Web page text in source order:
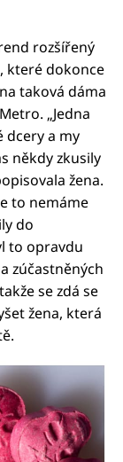
rozšířený
které dokonce
taková dáma
„Jedna
dcery a my
někdy zkusily
žena.
to nemáme
do
to opravdu
zúčastněných
se zdá se
žena, která